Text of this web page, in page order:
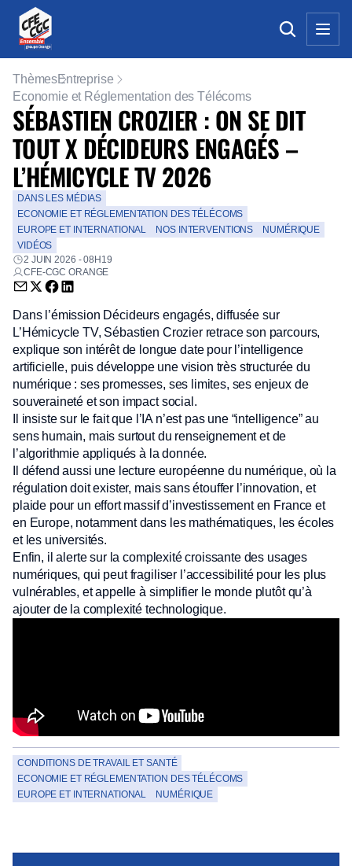
ThèmesEntreprise
Economie et Réglementation des Télécoms
SÉBASTIEN CROZIER : ON SE DIT
TOUT X DÉCIDEURS ENGAGÉS –
L’HÉMICYCLE TV 2026
DANS LES MÉDIAS
ECONOMIE ET RÉGLEMENTATION DES TÉLÉCOMS
EUROPE ET INTERNATIONAL
NOS INTERVENTIONS
NUMÉRIQUE
VIDÉOS
2 JUIN 2026 - 08H19
CFE-CGC ORANGE
Envoyer par email (nouvelle fenêtre)
Partager sur Twitter (nouvelle fenêtre)
Partager sur Facebook (nouvelle fenêtre)
Partager sur LinkedIn (nouvelle fenêtre)
Dans l’émission Décideurs engagés, diffusée sur
L’Hémicycle TV, Sébastien Crozier retrace son parcours,
explique son intérêt de longue date pour l’intelligence
artificielle, puis développe une vision très structurée du
numérique : ses promesses, ses limites, ses enjeux de
souveraineté et son impact social.
Il insiste sur le fait que l’IA n’est pas une “intelligence” au
sens humain, mais surtout du renseignement et de
l’algorithmie appliqués à la donnée.
Il défend aussi une lecture européenne du numérique, où la
régulation doit exister, mais sans étouffer l’innovation, et
plaide pour un effort massif d’investissement en France et
en Europe, notamment dans les mathématiques, les écoles
et les universités.
Enfin, il alerte sur la complexité croissante des usages
numériques, qui peut fragiliser l’accessibilité pour les plus
vulnérables, et appelle à simplifier le monde plutôt qu’à
ajouter de la complexité technologique.
CONDITIONS DE TRAVAIL ET SANTÉ
ECONOMIE ET RÉGLEMENTATION DES TÉLÉCOMS
EUROPE ET INTERNATIONAL
NUMÉRIQUE